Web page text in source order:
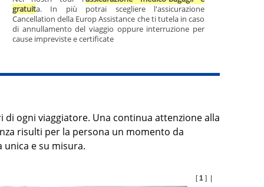
ogni viaggiatore. Una continua attenzione alla
risulti per la persona un momento da
unica e su misura.
gratuita. In più potrai scegliere l'assicurazione
Cancellation della Europ Assistance che ti tutela in caso
di annullamento del viaggio oppure interruzione per
cause impreviste e certificate
[1 ] |